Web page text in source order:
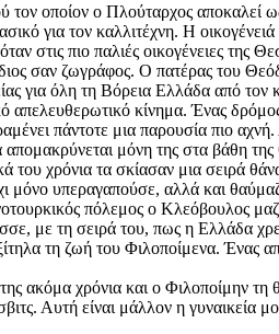
οποίον ο Πλούταρχος αποκαλεί
για τον καλλιτέχνη. Η
στις πιο παλιές οικογένειες
σαν ζωγράφος. Ο πατέρας του
για όλη τη Βόρεια Ελλάδα από
απελευθερωτικό κίνημα. Ένας
πάντοτε μια παρουσία πιο
μόνη της στα βάθη της
χρόνια τα σκίασαν μια σειρά
υπεραγαπούσε, αλλά και
πόλεμος ο Κλεόβουλος
με τη σειρά του, πως η Ελλάδα
τη ζωή του Φιλοποίμενα. Ένας
ακόμα χρόνια και ο Φιλοποίμην
Αυτή είναι μάλλον η γυναικεία